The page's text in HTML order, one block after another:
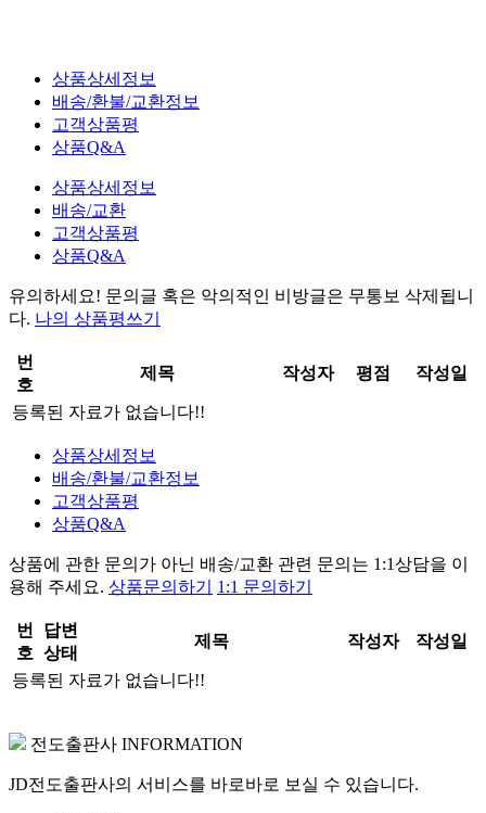
상품상세정보
배송/환불/교환정보
고객상품평
상품Q&A
상품상세정보
배송/교환
고객상품평
상품Q&A
유의하세요! 문의글 혹은 악의적인 비방글은 무통보 삭제 됩니
다. 나의 상품평쓰기
번
호
제목 작성자 평점 작성일
등록된 자료가 없습니다!!
상품상세정보
배송/환불/교환정보
고객상품평
상품Q&A
상품에 관한 문의가 아닌 배송/교환 관련 문의는 1:1상담을 이
용해 주세요. 상품문의하기 1:1 문의하기
번
호
답변
상태
제목 작성자 작성일
등록된 자료가 없습니다!!
전도출판사 INFORMATION
JD전도출판사의 서비스를 바로바로 보실 수 있습니다.